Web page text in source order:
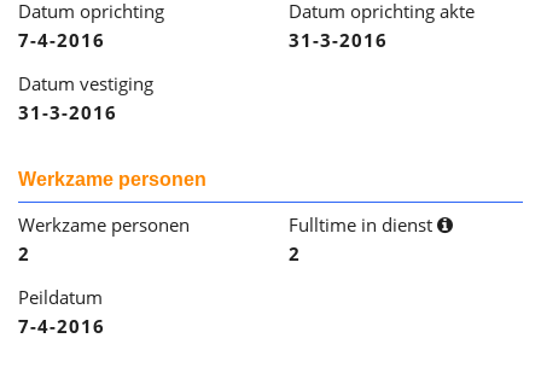
Datum oprichting
7-4-2016
Datum oprichting akte
31-3-2016
Datum vestiging
31-3-2016
Werkzame personen
Werkzame personen
2
Fulltime in dienst
2
Peildatum
7-4-2016